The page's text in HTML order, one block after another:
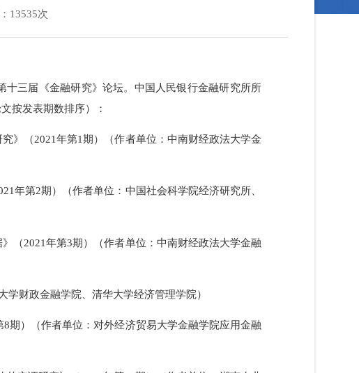
·第十三届《金融研究》论坛。中国人民银行金融研究所所
研究》（2021年第1期）（作者单位：中南财经政法大学金
2021年第2期）（作者单位：中国社会科学院经济研究所、
据》（2021年第3期）（作者单位：中南财经政法大学金融
人民大学财政金融学院、清华大学经济管理学院）
年第8期）（作者单位：对外经济贸易大学金融学院应用金融